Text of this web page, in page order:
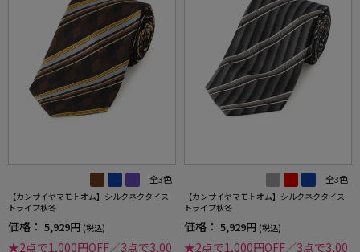
全3色
【カンサイヤマモトオム】シルクネクタイス
トライプ秋冬
価格： 5,929円 (税込)
★2点で1,000円OFF／3点で3,00
全3色
【カンサイヤマモトオム】シルクネクタイス
トライプ秋冬
価格： 5,929円 (税込)
★2点で1,000円OFF／3点で3,00